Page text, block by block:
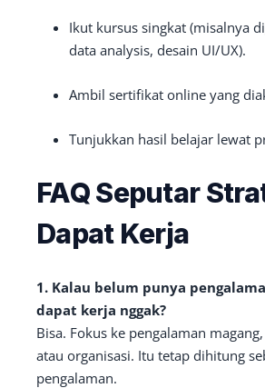
Ikut kursus singkat (misalnya
data analysis, desain UI/UX).
Ambil sertifikat online yang
Tunjukkan hasil belajar lewat
FAQ Seputar
Dapat Kerja
1. Kalau belum punya
dapat kerja nggak?
Bisa. Fokus ke pengalaman
atau organisasi. Itu tetap dihitung
pengalaman.